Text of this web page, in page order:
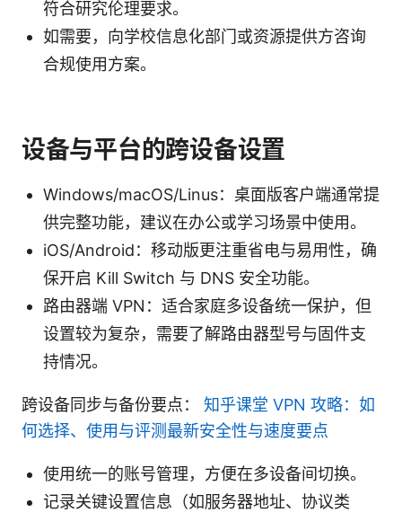
符合研究伦理要求。
如需要，向学校信息化部门或资源提供方咨询
合规使用方案。
设备与平台的跨设备设置
Windows/macOS/Linus：桌面版客户端通常提
供完整功能，建议在办公或学习场景中使用。
iOS/Android：移动版更注重省电与易用性，确
保开启 Kill Switch 与 DNS 安全功能。
路由器端 VPN：适合家庭多设备统一保护，但
设置较为复杂，需要了解路由器型号与固件支
持情况。
跨设备同步与备份要点： 知乎课堂 VPN 攻略：如
何选择、使用与评测最新安全性与速度要点
使用统一的账号管理，方便在多设备间切换。
记录关键设置信息（如服务器地址、协议类